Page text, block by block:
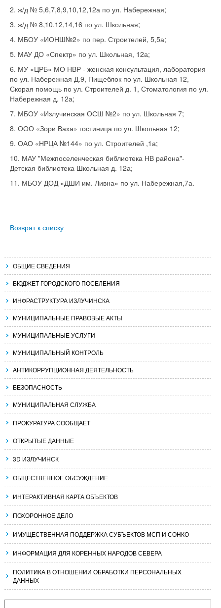
2. ж/д № 5,6,7,8,9,10,12,12а по ул. Набережная;
3. ж/д № 8,10,12,14,16 по ул. Школьная;
4. МБОУ «ИОНШ№2» по пер. Строителей, 5,5а;
5. МАУ ДО «Спектр» по ул. Школьная, 12а;
6. МУ «ЦРБ» МО НВР - женская консультация, лаборатория
по ул. Набережная Д.9, Пищеблок по ул. Школьная 12,
Скорая помощь по ул. Строителей д. 1, Стоматология по ул.
Набережная д. 12а;
7. МБОУ «Излучинская ОСШ №2» по ул. Школьная 7;
8. ООО «Зори Ваха» гостиница по ул. Школьная 12;
9. ОАО «НРЦА №144» по ул. Строителей ,1а;
10. МАУ "Межпоселенческая библиотека НВ района"-
Детская библиотека Школьная д. 12а;
11. МБОУ ДОД «ДШИ им. Ливна» по ул. Набережная,7а.
Возврат к списку
ОБЩИЕ СВЕДЕНИЯ
БЮДЖЕТ ГОРОДСКОГО ПОСЕЛЕНИЯ
ИНФРАСТРУКТУРА ИЗЛУЧИНСКА
МУНИЦИПАЛЬНЫЕ ПРАВОВЫЕ АКТЫ
МУНИЦИПАЛЬНЫЕ УСЛУГИ
МУНИЦИПАЛЬНЫЙ КОНТРОЛЬ
АНТИКОРРУПЦИОННАЯ ДЕЯТЕЛЬНОСТЬ
БЕЗОПАСНОСТЬ
МУНИЦИПАЛЬНАЯ СЛУЖБА
ПРОКУРАТУРА СООБЩАЕТ
ОТКРЫТЫЕ ДАННЫЕ
3D ИЗЛУЧИНСК
ОБЩЕСТВЕННОЕ ОБСУЖДЕНИЕ
ИНТЕРАКТИВНАЯ КАРТА ОБЪЕКТОВ
ПОХОРОННОЕ ДЕЛО
ИМУЩЕСТВЕННАЯ ПОДДЕРЖКА СУБЪЕКТОВ МСП И СОНКО
ИНФОРМАЦИЯ ДЛЯ КОРЕННЫХ НАРОДОВ СЕВЕРА
ПОЛИТИКА В ОТНОШЕНИИ ОБРАБОТКИ ПЕРСОНАЛЬНЫХ
ДАННЫХ